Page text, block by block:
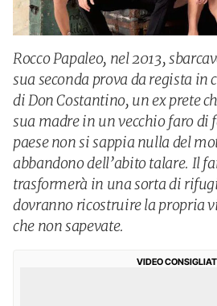
Rocco Papaleo, nel 2013,
sua seconda prova da regista
di Don Costantino, un ex prete
sua madre in un vecchio faro di
paese non si sappia nulla del
abbandono dell’abito talare. Il
trasformerà in una sorta di
dovranno ricostruire la propria
che non sapevate.
VIDEO